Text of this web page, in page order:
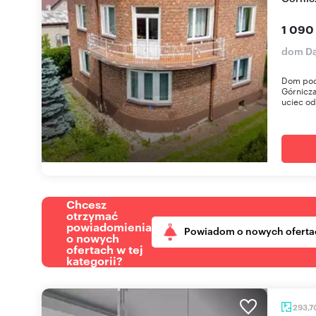
1
dom
Dom
uciec
Chcesz
otrzymać
powiadomienia
o nowych
ofertach w tej
kategorii?
Powiadom o nowych